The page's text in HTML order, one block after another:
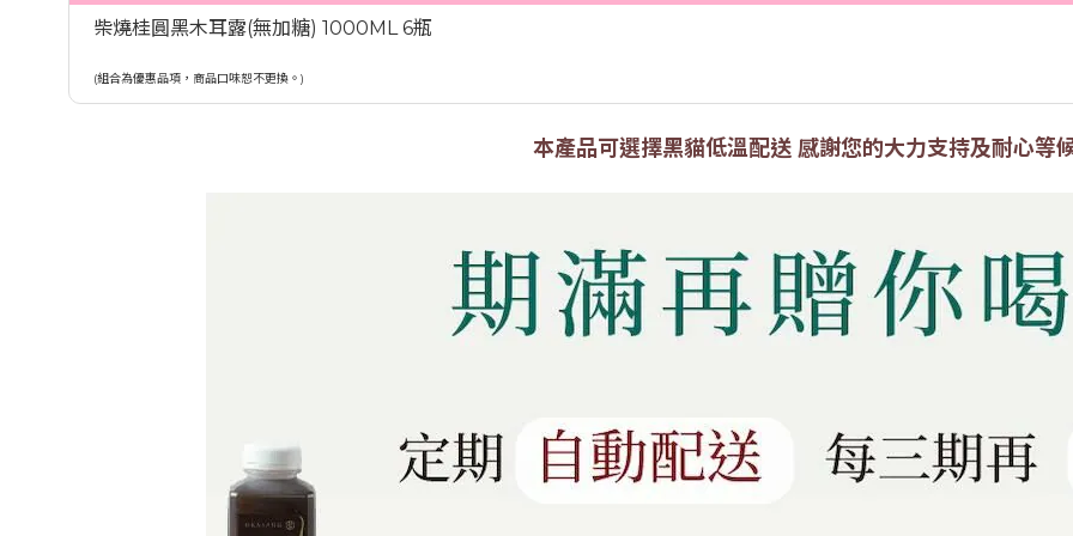
柴燒桂圓黑木耳露(無加糖) 1000ML 6瓶
(組合為優惠品項，商品口味恕不更換。)
本產品可選擇黑貓低溫配送 感謝您的大力支持及耐心等